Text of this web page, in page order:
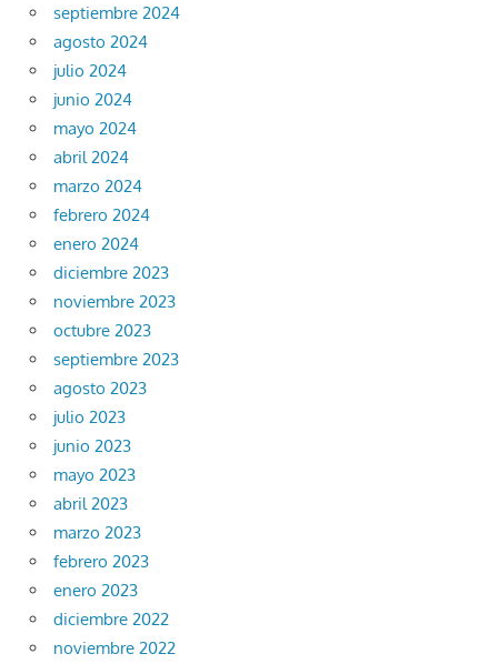
septiembre 2024
agosto 2024
julio 2024
junio 2024
mayo 2024
abril 2024
marzo 2024
febrero 2024
enero 2024
diciembre 2023
noviembre 2023
octubre 2023
septiembre 2023
agosto 2023
julio 2023
junio 2023
mayo 2023
abril 2023
marzo 2023
febrero 2023
enero 2023
diciembre 2022
noviembre 2022